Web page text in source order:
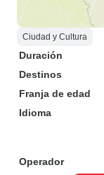
Ciudad y Cultura
Duración
Destinos
Franja de edad
Idioma
Operador